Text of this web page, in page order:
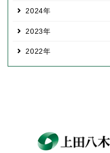
2024
2023
2022